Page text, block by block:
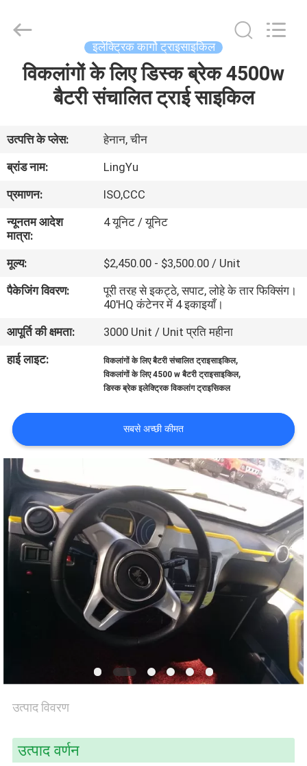
हमारे
बारे
कारखाना
भ्रमण
गुणवत्ता
नियंत्रण
करें
समाचार
एक
उद्धरण
की
विनती
PRIVACY
POLICY
Motorcycle
Reserved.
इलेक्ट्रिक कार्गो ट्राइसाइकिल
विकलांगों के लिए डिस्क ब्रेक 4500w
बैटरी संचालित ट्राई साइकिल
उत्पत्ति के प्लेस:
हेनान, चीन
ब्रांड नाम:
LingYu
प्रमाणन:
ISO,CCC
न्यूनतम आदेश
मात्रा:
4 यूनिट / यूनिट
मूल्य:
$2,450.00 - $3,500.00 / Unit
पैकेजिंग विवरण:
पूरी तरह से इकट्ठे, सपाट, लोहे के तार फिक्सिंग।
40'HQ कंटेनर में 4 इकाइयाँ।
आपूर्ति की क्षमता:
3000 Unit / Unit प्रति महीना
हाई लाइट:
विकलांगों के लिए बैटरी संचालित ट्राइसाइकिल,
विकलांगों के लिए 4500 w बैटरी ट्राइसाइकिल,
डिस्क ब्रेक इलेक्ट्रिक विकलांग ट्राइसिकल
सबसे अच्छी कीमत
उत्पाद विवरण
उत्पाद वर्णन